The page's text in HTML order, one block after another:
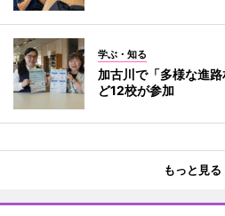
学ぶ・知る
加古川で「多様な進
ど12校が参加
もっと見る